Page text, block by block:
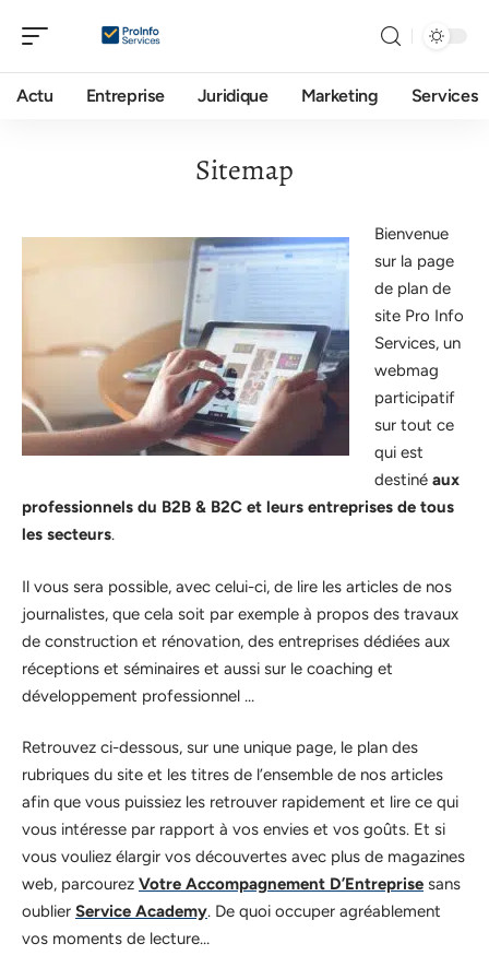
Actu Entreprise Juridique Marketing Services
Sitemap
Bienvenue
sur la page
de plan de
site Pro Info
Services, un
webmag
participatif
sur tout ce
qui est
destinéaux
professionnels du B2B & B2C et leurs entreprises de tous
les secteurs.
Il vous sera possible, avec celui-ci, de lire les articles de nos
journalistes, que cela soit par exemple à propos des travaux
de construction et rénovation, des entreprises dédiées aux
réceptions et séminaires et aussi sur le coaching et
développement professionnel …
Retrouvez ci-dessous, sur une unique page, le plan des
rubriques du site et les titres de l’ensemble de nos articles
afin que vous puissiez les retrouver rapidement et lire ce qui
vous intéresse par rapport à vos envies et vos goûts. Et si
vous vouliez élargir vos découvertes avec plus de magazines
web, parcourez Votre Accompagnement D’Entreprise sans
oublier Service Academy. De quoi occuper agréablement
vos moments de lecture…